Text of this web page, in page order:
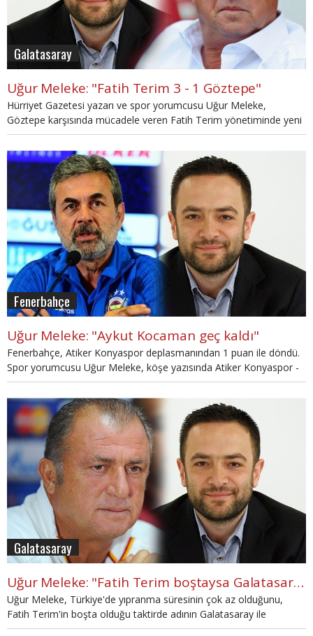
Galatasaray
Uğur Meleke: "Fatih Terim 3 - 1 Göztepe"
Hürriyet Gazetesi yazarı ve spor yorumcusu Uğur Meleke,
Göztepe karşısında mücadele veren Fatih Terim yönetiminde yeni
Galatasaray'ı değerlendirdi.
Fenerbahçe
Uğur Meleke: "Aykut Kocaman geç kaldı"
Fenerbahçe, Atiker Konyaspor deplasmanından 1 puan ile döndü.
Spor yorumcusu Uğur Meleke, köşe yazısında Atiker Konyaspor -
Fenerbahçe mücadelesini yorumladı.
Galatasaray
Uğur Meleke: "Fatih Terim boştaysa Galatasaray'ın hocası olmak zorunda"
Uğur Meleke, Türkiye'de yıpranma süresinin çok az olduğunu,
Fatih Terim'in boşta olduğu taktirde adının Galatasaray ile
anılmasının normal olduğunu dile getirdi.